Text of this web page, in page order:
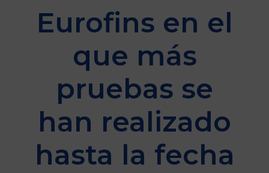
Eurofins en el
que más
pruebas se
han realizado
hasta la fecha